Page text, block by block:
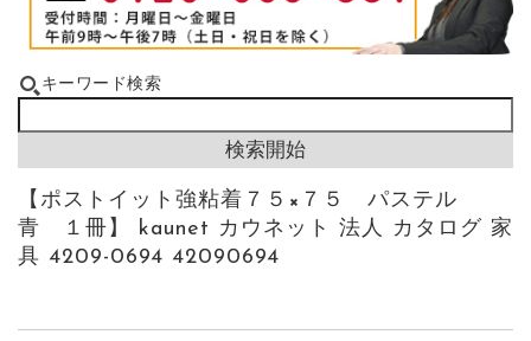
キーワード検索
【ポストイット強粘着７５×７５ パステル
青 １冊】 kaunet カウネット 法人 カタログ 家
具 4209-0694 42090694